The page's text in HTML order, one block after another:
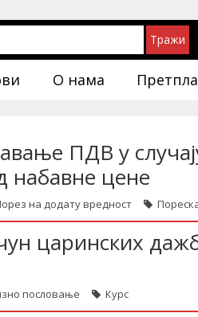
О нама
ПДВ у
набавне цене
на додату вредност
царинских
пословање Курс